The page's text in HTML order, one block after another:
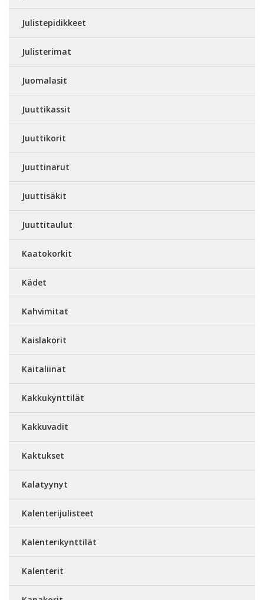
Julistepidikkeet
Julisterimat
Juomalasit
Juuttikassit
Juuttikorit
Juuttinarut
Juuttisäkit
Juuttitaulut
Kaatokorkit
Kädet
Kahvimitat
Kaislakorit
Kaitaliinat
Kakkukynttilät
Kakkuvadit
Kaktukset
Kalatyynyt
Kalenterijulisteet
Kalenterikynttilät
Kalenterit